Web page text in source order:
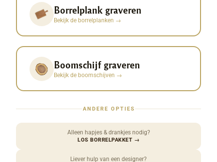
Borrelplank graveren
Bekijk de borrelplanken →
Boomschijf graveren
Bekijk de boomschijven →
ANDERE OPTIES
Alleen hapjes & drankjes nodig?
LOS BORRELPAKKET →
Liever hulp van een designer?